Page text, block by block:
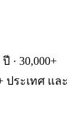
· 30,000+
ประเทศ และ